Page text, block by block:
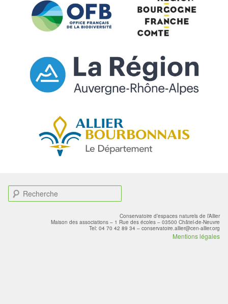
e
Conservatoire d’espaces naturels de l’Allier
Maison des associations – 1 Rue des écoles – 03500 Châtel-de-Neuvre
Tel: 04 70 42 89 34 – conservatoire.allier@cen-allier.org
Mentions légales